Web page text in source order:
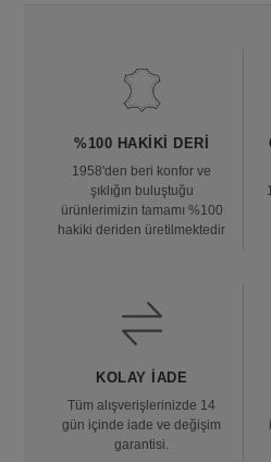
%100 HAKIKI DERI
1958'den beri konfor ve
şıklığın buluştuğu
ürünlerimizin tamamı %100
hakiki deriden üretilmektedir
KOLAY İADE
Tüm alışverişlerinizde 14
gün içinde iade ve değişim
garantisi.